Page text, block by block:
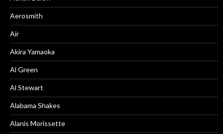
Aerosmith
Air
Akira Yamaoka
Al Green
Al Stewart
Alabama Shakes
Alanis Morissette